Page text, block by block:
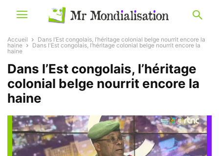
Accueil
Dans l’Est congolais, l’héritage colonial belge nourrit encore la
haine
Dans l'Est congolais, l’héritage colonial belge nourrit encore la
haine
Dans l’Est congolais, l’héritage
colonial belge nourrit encore la
haine